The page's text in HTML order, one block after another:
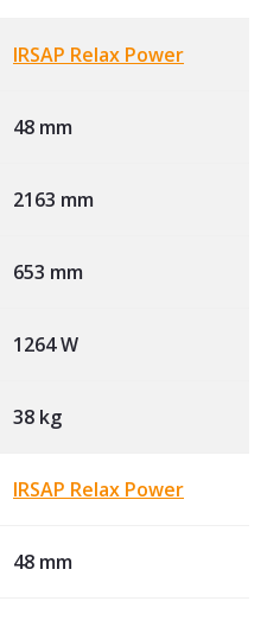
IRSAP Relax Power
48 mm
2163 mm
653 mm
1264 W
38 kg
IRSAP Relax Power
48 mm